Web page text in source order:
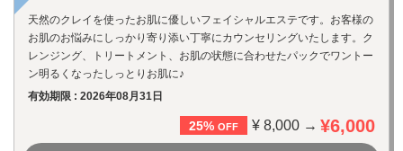
天然のクレイを使ったお肌に優しいフェイシャルエステです。お客様の
お肌のお悩みにしっかり寄り添い丁寧にカウンセリングいたします。ク
レンジング、トリートメント、お肌の状態に合わせたパックでワントー
ン明るくなったしっとりお肌に♪
有効期限 : 2026年08月31日
25% OFF ¥ 8,000 → ¥6,000